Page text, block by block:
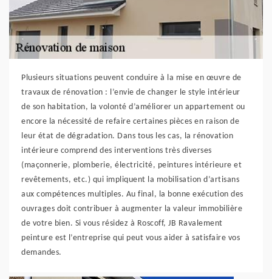
Plusieurs situations peuvent conduire à la mise en œuvre de
travaux de rénovation : l’envie de changer le style intérieur
de son habitation, la volonté d’améliorer un appartement ou
encore la nécessité de refaire certaines pièces en raison de
leur état de dégradation. Dans tous les cas, la rénovation
intérieure comprend des interventions très diverses
(maçonnerie, plomberie, électricité, peintures intérieure et
revêtements, etc.) qui impliquent la mobilisation d’artisans
aux compétences multiples. Au final, la bonne exécution des
ouvrages doit contribuer à augmenter la valeur immobilière
de votre bien. Si vous résidez à Roscoff, JB Ravalement
peinture est l’entreprise qui peut vous aider à satisfaire vos
demandes.